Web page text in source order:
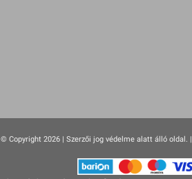
© Copyright 2026 | Szerzői jog védelme alatt álló oldal. |